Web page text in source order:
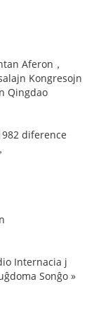
Aferon，
Kongresojn
Qingdao
diference
Internacia j
Sonĝo »